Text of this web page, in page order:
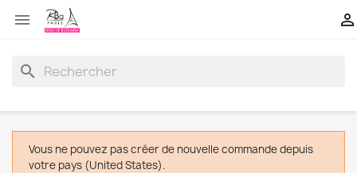
 
search
Vous ne pouvez pas créer de nouvelle commande depuis
votre pays (United States).